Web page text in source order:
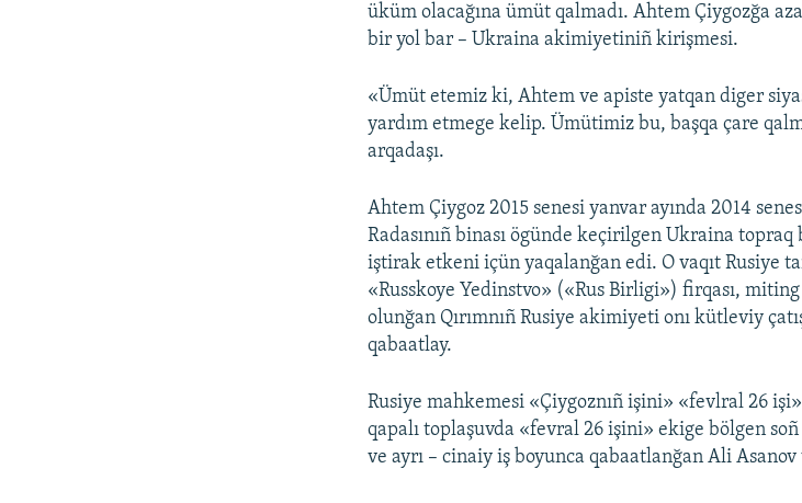
üküm olacağına ümüt qalmadı. Ahtem Çiygozğa
bir yol bar – Ukraina akimiyetiniñ kirişmesi.
«Ümüt etemiz ki, Ahtem ve apiste yatqan diger
yardım etmege kelip. Ümütimiz bu, başqa çare
arqadaşı.
Ahtem Çiygoz 2015 senesi yanvar ayında 2014
Radasınıñ binası ögünde keçirilgen Ukraina
iştirak etkeni içün yaqalanğan edi. O vaqıt Rusiye
«Russkoye Yedinstvo» («Rus Birligi») firqası,
olunğan Qırımnıñ Rusiye akimiyeti onı kütleviy
qabaatlay.
Rusiye mahkemesi «Çiygoznıñ işini» «fevlral 26
qapalı toplaşuvda «fevral 26 işini» ekige bölgen
ve ayrı – cinaiy iş boyunca qabaatlanğan Ali